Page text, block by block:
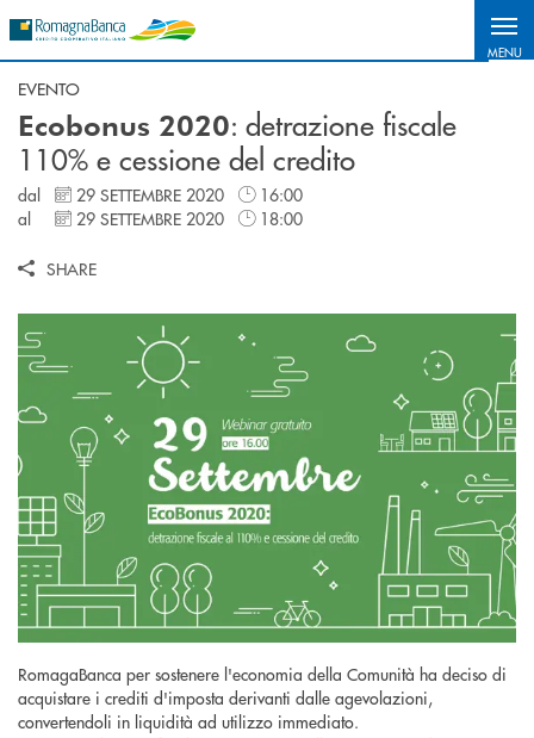
MENU
EVENTO
Ecobonus 2020: detrazione fiscale
110% e cessione del credito
dal 29 SETTEMBRE 2020
16:00
al
29 SETTEMBRE 2020 18:00
SHARE
RomagaBanca per sostenere l'economia della Comunità ha deciso di
acquistare i crediti d'imposta derivanti dalle agevolazioni,
convertendoli in liquidità ad utilizzo immediato.